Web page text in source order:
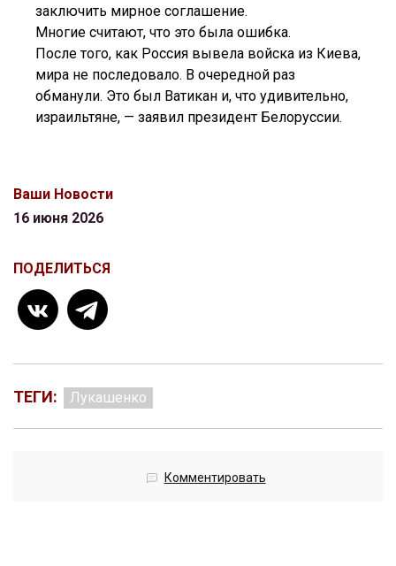
заключить мирное соглашение.
Многие считают, что это была ошибка.
После того, как Россия вывела войска из Киева,
мира не последовало. В очередной раз
обманули. Это был Ватикан и, что удивительно,
израильтяне, — заявил президент Белоруссии.
Ваши Новости
16 июня 2026
ПОДЕЛИТЬСЯ
ТЕГИ: Лукашенко
Комментировать